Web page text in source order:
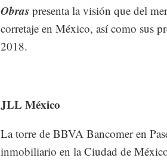
Obras presenta la visión que del
corretaje en México, así como sus
2018.
JLL México
La torre de BBVA Bancomer en
inmobiliario en la Ciudad de